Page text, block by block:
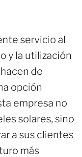
servicio al
y la utilización
de
opción
empresa no
solares, sino
a sus clientes
más